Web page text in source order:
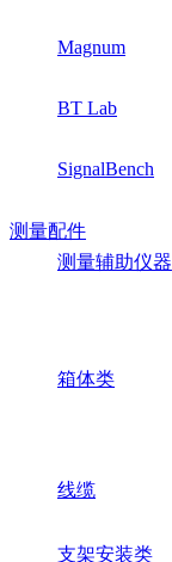
Magnum
BT Lab
SignalBench
测量配件
测量辅助仪器
箱体类
线缆
支架安装类